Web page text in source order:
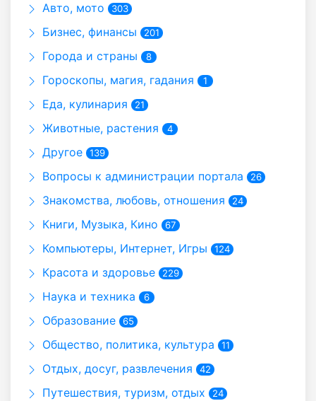
Авто, мото 303
Бизнес, финансы 201
Города и страны 8
Гороскопы, магия, гадания 1
Еда, кулинария 21
Животные, растения 4
Другое 139
Вопросы к администрации портала 26
Знакомства, любовь, отношения 24
Книги, Музыка, Кино 67
Компьютеры, Интернет, Игры 124
Красота и здоровье 229
Наука и техника 6
Образование 65
Общество, политика, культура 11
Отдых, досуг, развлечения 42
Путешествия, туризм, отдых 24